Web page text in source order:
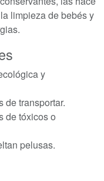
limpieza de bebés y
y
de transportar.
de tóxicos o
pelusas.